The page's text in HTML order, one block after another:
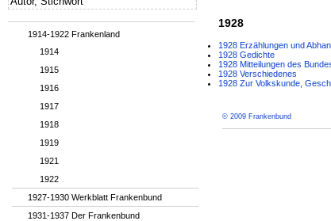
1928
1928 Erzählungen und
1928 Gedichte
1928 Mitteilungen des
1928 Verschiedenes
1928 Zur Volkskunde,
© 2009 Frankenbund
1914-1922 Frankenland
1914
1915
1916
1917
1918
1919
1921
1922
1927-1930 Werkblatt Frankenbund
1931-1937 Der Frankenbund